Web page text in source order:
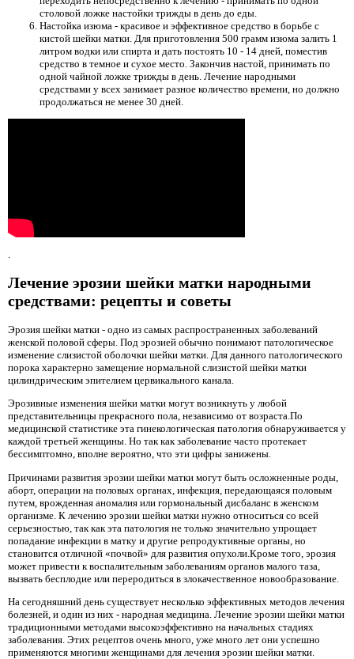
столовой ложке настойки трижды в день до еды.
Настойка изюма - красивое и эффективное средство в борьбе с
кистой шейки матки. Для приготовления 500 грамм изюма залить 1
литром водки или спирта и дать постоять 10 - 14 дней, поместив
средство в темное и сухое место. Закончив настой, принимать по
одной чайной ложке трижды в день. Лечение народными
средствами у всех занимает разное количество времени, но должно
продолжаться не менее 30 дней.
Лечение эрозии шейки матки народными
средствами: рецепты и советы
Эрозия шейки матки - одно из самых распространенных заболеваний
женской половой сферы. Под эрозией обычно понимают патологическое
изменение слизистой оболочки шейки матки. Для данного патологического
порока характерно замещение нормальной слизистой шейки матки
цилиндрическим эпителием цервикального канала.
Эрозивные изменения шейки матки могут возникнуть у любой
представительницы прекрасного пола, независимо от возраста.По
медицинской статистике эта гинекологическая патология обнаруживается у
каждой третьей женщины. Но так как заболевание часто протекает
бессимптомно, вполне вероятно, что эти цифры занижены.
Причинами развития эрозии шейки матки могут быть осложненные роды,
аборт, операции на половых органах, инфекция, передающаяся половым
путем, врожденная аномалия или гормональный дисбаланс в женском
организме. К лечению эрозии шейки матки нужно относиться со всей
серьезностью, так как эта патология не только значительно упрощает
попадание инфекции в матку и другие репродуктивные органы, но
становится отличной «почвой» для развития опухоли.Кроме того, эрозия
может привести к воспалительным заболеваниям органов малого таза,
вызвать бесплодие или переродиться в злокачественное новообразование.
На сегодняшний день существует несколько эффективных методов лечения
болезней, и один из них - народная медицина. Лечение эрозии шейки матки
традиционными методами высокоэффективно на начальных стадиях
заболевания. Этих рецептов очень много, уже много лет они успешно
применяются многими женщинами для лечения эрозии шейки матки.